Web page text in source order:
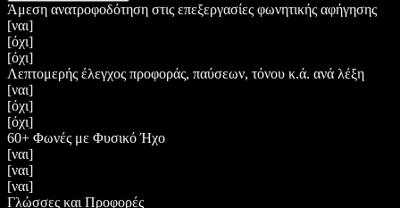
Άμεση ανατροφοδότηση στις επεξεργασίες φωνητικής αφήγησης
[ναι]
[όχι]
[όχι]
Λεπτομερής έλεγχος προφοράς, παύσεων, τόνου κ.ά. ανά λέξη
[ναι]
[όχι]
[όχι]
60+ Φωνές με Φυσικό Ήχο
[ναι]
[ναι]
[ναι]
Γλώσσες και Προφορές